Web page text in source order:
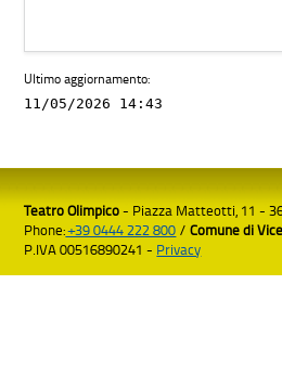
Ultimo aggiornamento:
11/05/2026 14:43
Teatro Olimpico- Piazza Matteotti, 11 -
Phone:+39 0444 222 800 /Comune di
P.IVA 00516890241 - Privacy